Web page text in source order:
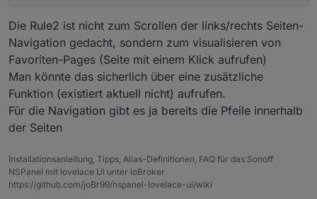
Die Rule2 ist nicht zum Scrollen der links/rechts Seiten-
Navigation gedacht, sondern zum visualisieren von
Favoriten-Pages (Seite mit einem Klick aufrufen)
Man könnte das sicherlich über eine zusätzliche
Funktion (existiert aktuell nicht) aufrufen.
Für die Navigation gibt es ja bereits die Pfeile innerhalb
der Seiten
Installationsanleitung, Tipps, Alias-Definitionen, FAQ für das Sonoff
NSPanel mit lovelace UI unter ioBroker
https://github.com/joBr99/nspanel-lovelace-ui/wiki